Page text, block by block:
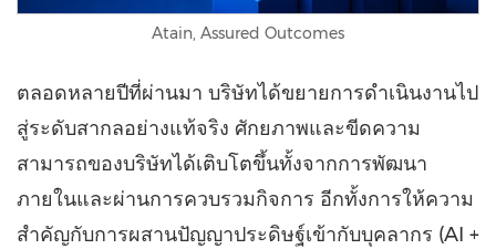
Atain, Assured Outcomes
ตลอดหลายปีที่ผ่านมา บริษัทได้ขยายการดำเนินงานไป
สู่ระดับสากลอย่างแท้จริง ศักยภาพและขีดความ
สามารถของบริษัทได้เติบโตขึ้นทั้งจากการพัฒนา
ภายในและผ่านการควบรวมกิจการ อีกทั้งการให้ความ
สำคัญกับการผสานปัญญาประดิษฐ์เข้ากับบุคลากร (AI +